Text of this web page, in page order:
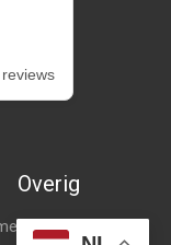
Overig
voorwaarden